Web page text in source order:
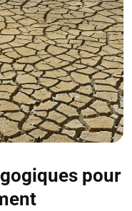
pour